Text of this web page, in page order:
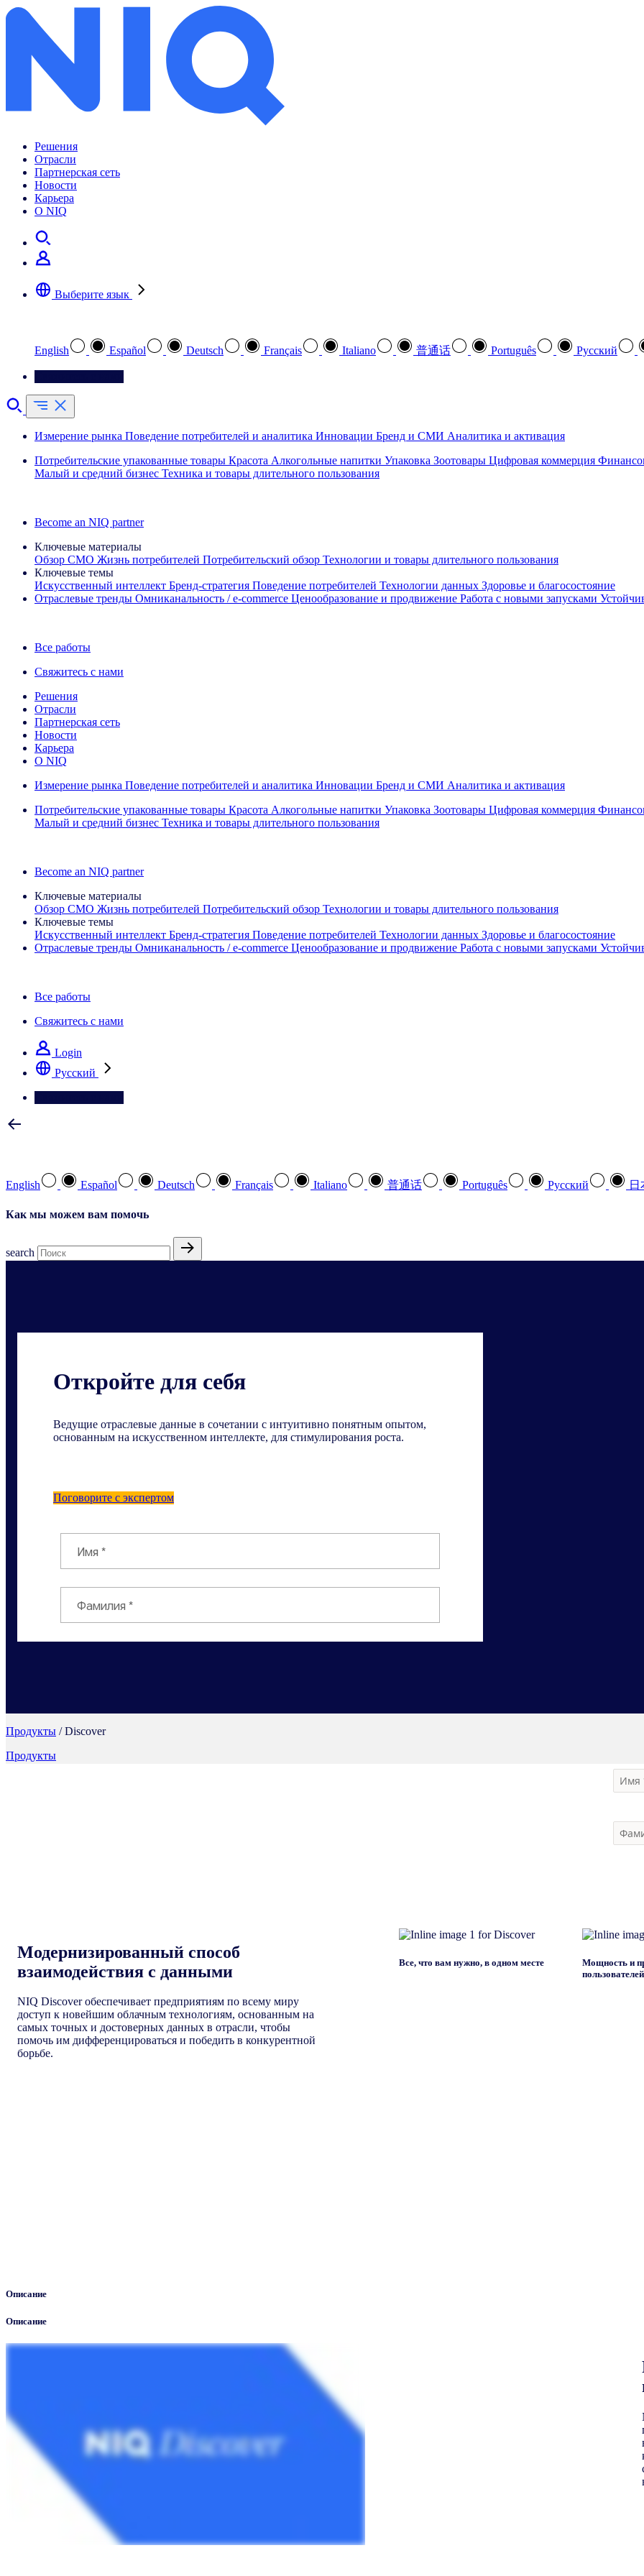
Решения
Отрасли
Партнерская сеть
Новости
Карьера
О NIQ
Выберите язык
English Español Deutsch Français Italiano 普通话 Português Pусский
Измерение рынка Поведение потребителей и аналитика Инновации Бренд и СМИ Аналитика и активация
Потребительские упакованные товары Красота Алкогольные напитки Упаковка Зоотовары Цифровая коммерция
Малый и средний бизнес Техника и товары длительного пользования
Become an NIQ partner
Ключевые материалы
Обзор CMO Жизнь потребителей Потребительский обзор Технологии и товары длительного пользования
Ключевые темы
Искусственный интеллект Бренд‑стратегия Поведение потребителей Технологии данных Здоровье и благосостояние
Отраслевые тренды Омниканальность / e‑commerce Ценообразование и продвижение Работа с новыми запусками
Все работы
Свяжитесь с нами
Решения
Отрасли
Партнерская сеть
Новости
Карьера
О NIQ
Измерение рынка Поведение потребителей и аналитика Инновации Бренд и СМИ Аналитика и активация
Потребительские упакованные товары Красота Алкогольные напитки Упаковка Зоотовары Цифровая коммерция
Малый и средний бизнес Техника и товары длительного пользования
Become an NIQ partner
Ключевые материалы
Обзор CMO Жизнь потребителей Потребительский обзор Технологии и товары длительного пользования
Ключевые темы
Искусственный интеллект Бренд‑стратегия Поведение потребителей Технологии данных Здоровье и благосостояние
Отраслевые тренды Омниканальность / e‑commerce Ценообразование и продвижение Работа с новыми запусками
Все работы
Свяжитесь с нами
Login
Pусский
English Español Deutsch Français Italiano 普通话 Português Pусский 日
Как мы можем вам помочь
search
Откройте для себя
Ведущие отраслевые данные в сочетании с интуитивно понятным опытом,
основанным на искусственном интеллекте, для стимулирования роста.
Поговорите с экспертом
Продукты / Discover
Продукты
Модернизированный способ
взаимодействия с данными
NIQ Discover обеспечивает предприятиям по всему миру
доступ к новейшим облачным технологиям, основанным на
самых точных и достоверных данных в отрасли, чтобы
помочь им дифференцироваться и победить в конкурентной
борьбе.
Все, что вам нужно, в одном месте
Мощность и
пользователей
Описание
Описание